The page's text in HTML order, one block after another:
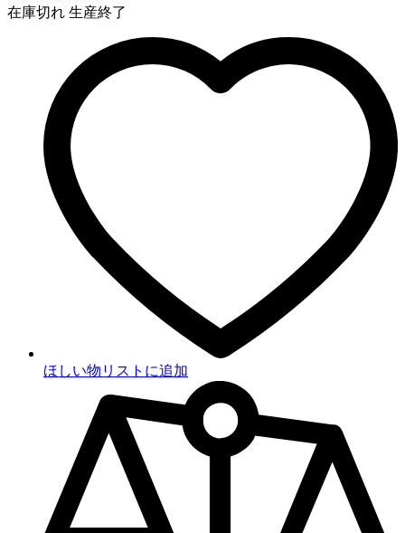
在庫切れ 生産終了
ほしい物リストに追加